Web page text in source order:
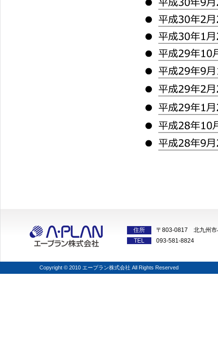
住所
〒803-0817 北九州
TEL
093-581-8824
Copyright © 2010 エープラン株式会社 All Rights Reserved